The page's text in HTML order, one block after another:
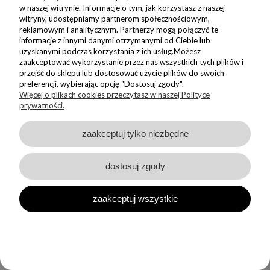
funkcjonalnością.
Dlaczego warto wybrać kubki 500 ml z
Nadzwyczajnie.pl?
Jako polska marka działająca od 10 lat, stawiamy na jakość i
relacje. Każde zamówienie traktujemy indywidualnie, oferując
indywidualne podejście do klienta oraz staranną obsługę na
Nasze kubki 500 ml to połączenie:
nowoczesnego designu,
trwałości i funkcjonalności,
autorskich, niepowtarzalnych wzorów.
w naszej witrynie. Informacje o tym, jak korzystasz z naszej
witryny, udostępniamy partnerom społecznościowym,
reklamowym i analitycznym. Partnerzy mogą połączyć te
informacje z innymi danymi otrzymanymi od Ciebie lub
uzyskanymi podczas korzystania z ich usług.Możesz
zaakceptować wykorzystanie przez nas wszystkich tych plików i
przejść do sklepu lub dostosować użycie plików do swoich
preferencji, wybierając opcję "Dostosuj zgody".
Więcej o plikach cookies przeczytasz w naszej Polityce
prywatności.
zaakceptuj tylko niezbędne
dostosuj zgody
zaakceptuj wszystkie